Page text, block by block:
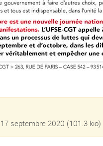
septembre 2020 (101.3 kio)